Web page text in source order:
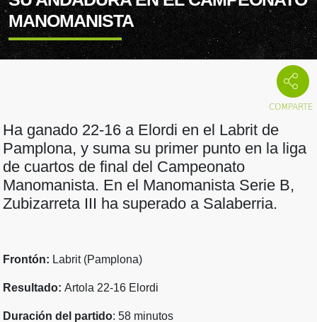
MANOMANISTA
Ha ganado 22-16 a Elordi en el Labrit de
Pamplona, y suma su primer punto en la liga
de cuartos de final del Campeonato
Manomanista. En el Manomanista Serie B,
Zubizarreta III ha superado a Salaberria.
Frontón: Labrit (Pamplona)
Resultado: Artola 22-16 Elordi
Duración del partido: 58 minutos